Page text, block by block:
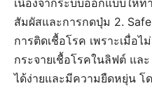
สัมผัสและการกดปุ่ม 2.
การติดเชื้อโรค เพราะเมื่อ
กระจายเชื้อโรคในลิฟต์ แล
ได้ง่ายและมีความยืดหยุ่น